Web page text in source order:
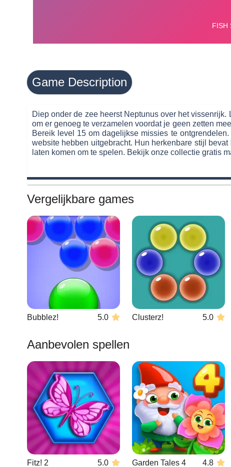
Game Description
Diep onder de zee heerst Neptunus over het
om er genoeg te verzamelen voordat je geen zetten
Bereik level 15 om dagelijkse missies te
website hebben uitgebracht. Hun herkenbare stijl
laten komen om te spelen. Bekijk onze collectie gratis
Vergelijkbare games
Bubblez! 5.0 Clusterz! 5.0
Aanbevolen spellen
Fitz! 2 5.0 Garden Tales 4 4.8